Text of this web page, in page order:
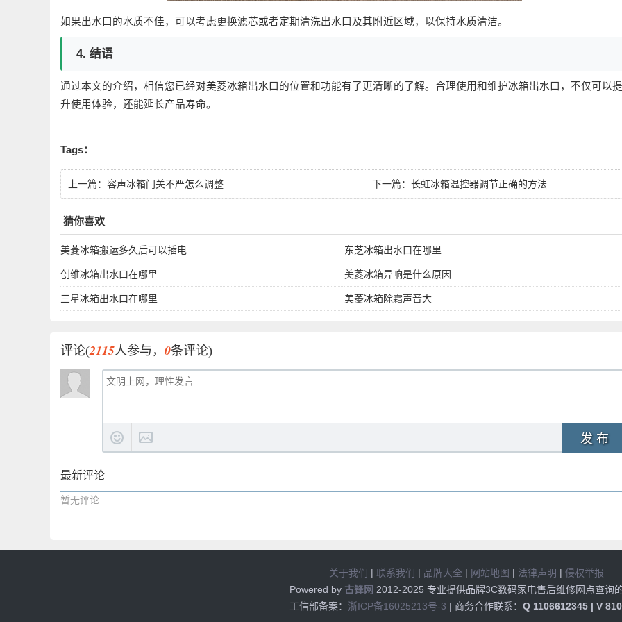
如果出水口的水质不佳，可以考虑更换滤芯或者定期清洗出水口及其附近区域，以保持水质清洁。
4. 结语
通过本文的介绍，相信您已经对美菱冰箱出水口的位置和功能有了更清晰的了解。合理使用和维护冰箱出水口，不仅可以提
升使用体验，还能延长产品寿命。
Tags：
上一篇： 容声冰箱门关不严怎么调整 下一篇：长虹冰箱温控器调节正确的方法
猜你喜欢
美菱冰箱搬运多久后可以插电 东芝冰箱出水口在哪里
创维冰箱出水口在哪里 美菱冰箱异响是什么原因
三星冰箱出水口在哪里 美菱冰箱除霜声音大
评论(2115人参与， 0条评论)
发 布
最新评论
暂无评论
关于我们 | 联系我们 | 品牌大全 | 网站地图 | 法律声明 | 侵权举报
Powered by 古锋网 2012-2025 专业提供品牌3C数码家电售后维修网点查询
工信部备案： 浙ICP备16025213号-3 | 商务合作联系： Q 1106612345 | V